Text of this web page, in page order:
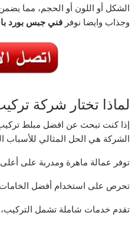
الشكل أو اللون أو الحجم، مما
وجذاب وايضا نوفر فني جبس بورد
لماذا تختار شركة
إذا كنت تبحث عن افضل مبلط
الشركة هي الحل المثالي للأسباب
توفر عمالة ماهرة ومدربة على
تحرص على استخدام أفضل الخامات
تقدم خدمات شاملة تشمل التركيب،